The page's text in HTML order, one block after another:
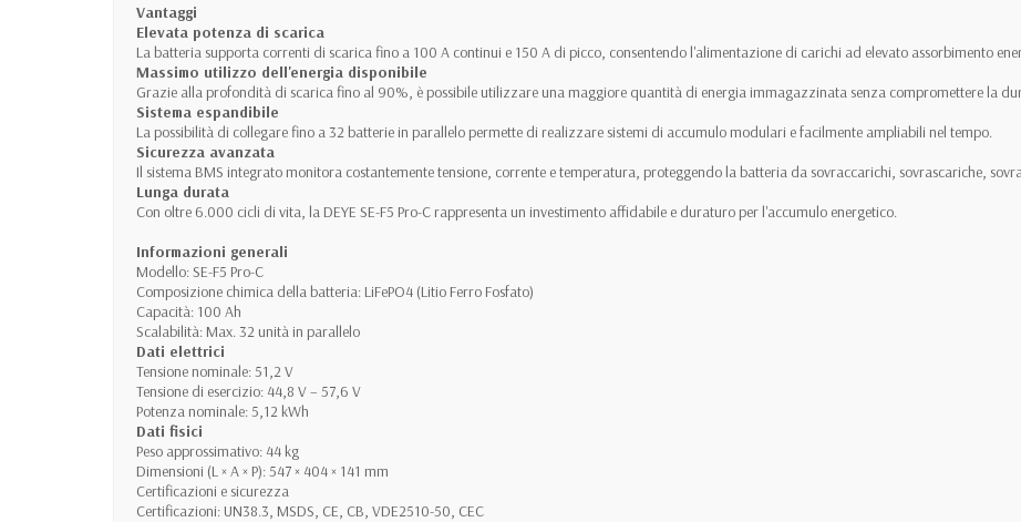
Vantaggi
Elevata potenza di scarica
La batteria supporta correnti di scarica fino a 100 A continui e 150 A di picco, consentendo l'alimentazione di carichi ad elevato assorbimento
Massimo utilizzo dell'energia disponibile
Grazie alla profondità di scarica fino al 90%, è possibile utilizzare una maggiore quantità di energia immagazzinata senza compromettere la
Sistema espandibile
La possibilità di collegare fino a 32 batterie in parallelo permette di realizzare sistemi di accumulo modulari e facilmente ampliabili nel tempo.
Sicurezza avanzata
Il sistema BMS integrato monitora costantemente tensione, corrente e temperatura, proteggendo la batteria da sovraccarichi, sovrascariche,
Lunga durata
Con oltre 6.000 cicli di vita, la DEYE SE-F5 Pro-C rappresenta un investimento affidabile e duraturo per l'accumulo energetico.
Informazioni generali
Modello: SE-F5 Pro-C
Composizione chimica della batteria: LiFePO4 (Litio Ferro Fosfato)
Capacità: 100 Ah
Scalabilità: Max. 32 unità in parallelo
Dati elettrici
Tensione nominale: 51,2 V
Tensione di esercizio: 44,8 V – 57,6 V
Potenza nominale: 5,12 kWh
Dati fisici
Peso approssimativo: 44 kg
Dimensioni (L × A × P): 547 × 404 × 141 mm
Certificazioni e sicurezza
Certificazioni: UN38.3, MSDS, CE, CB, VDE2510-50, CEC